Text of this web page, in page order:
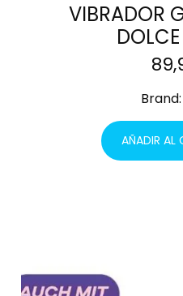
VIBRADOR
Brand:
AÑADIR AL